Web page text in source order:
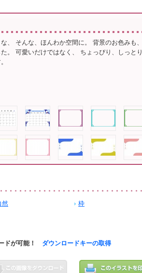
、 そんな、ほんわか空間に。 背景のお色みも、
。 可愛いだけではなく、 ちょっぴり、しっとり
然
枠
ドが可能！ ダウンロードキーの取得